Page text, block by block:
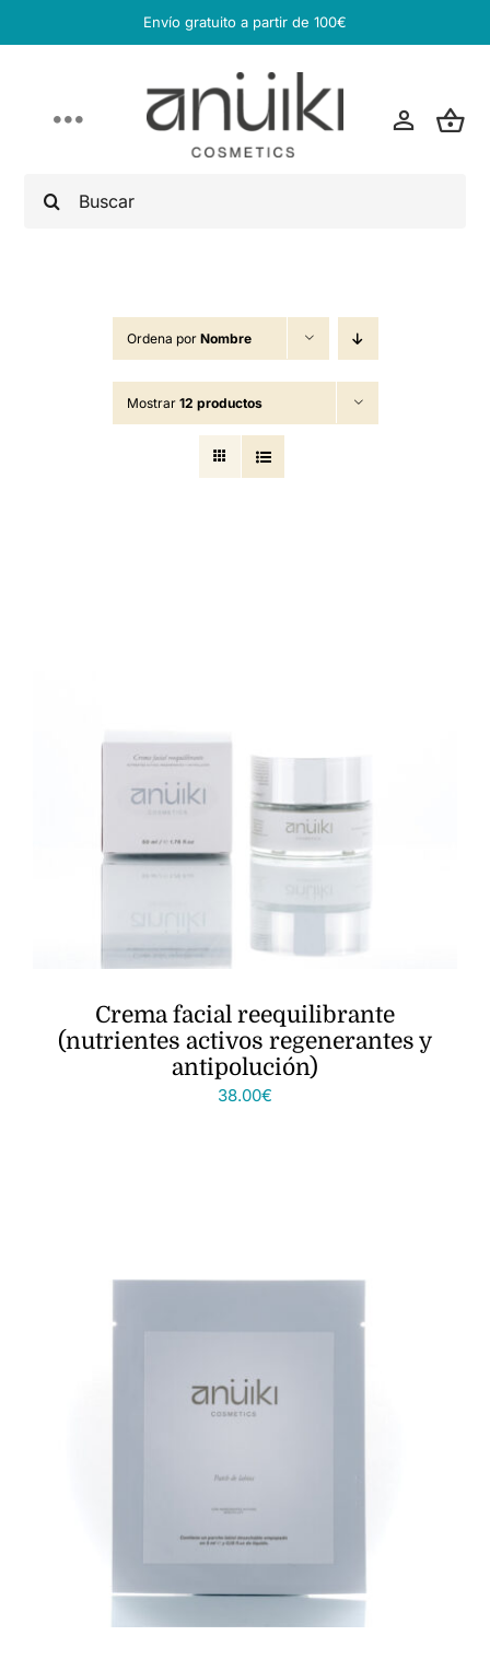
al
Envío gratuito a partir de 100€
Toggle
Navigation
Inicio
Ordena por Nombre
Mostrar 12 productos
Crema facial reequilibrante
(nutrientes activos regenerantes y
antipolución)
38.00€